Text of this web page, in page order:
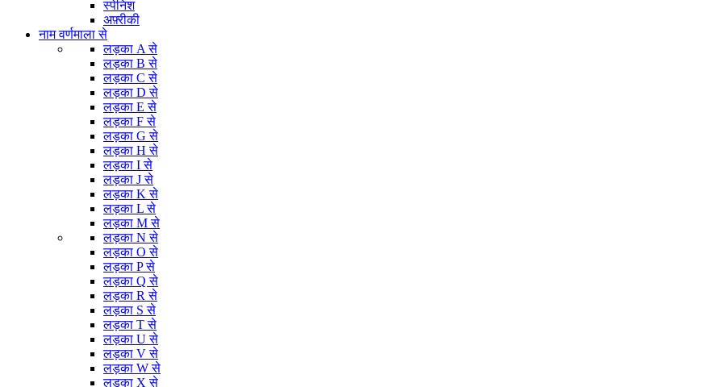
स्पेनिश
अफ़्रीकी
नाम वर्णमाला से
लड़का A से
लड़का B से
लड़का C से
लड़का D से
लड़का E से
लड़का F से
लड़का G से
लड़का H से
लड़का I से
लड़का J से
लड़का K से
लड़का L से
लड़का M से
लड़का N से
लड़का O से
लड़का P से
लड़का Q से
लड़का R से
लड़का S से
लड़का T से
लड़का U से
लड़का V से
लड़का W से
लड़का X से